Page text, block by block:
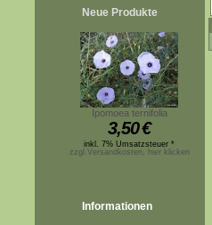
Neue Produkte
Ipomoea ternifolia
3,50€
inkl. 7% Umsatzsteuer *
zzgl.Versandkosten, hier klicken
Informationen